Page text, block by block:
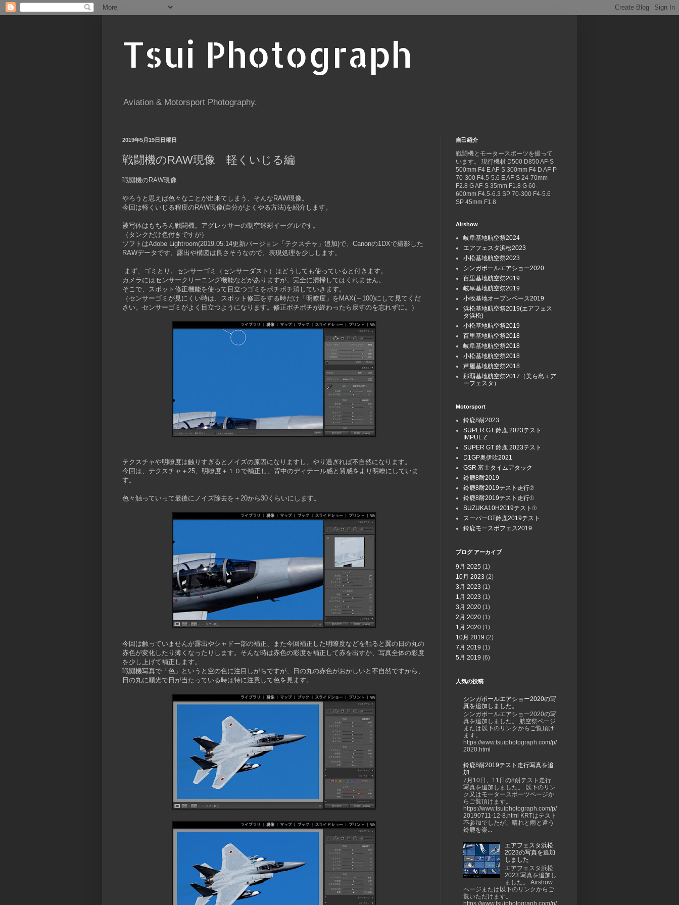
Tsui Photograph
Aviation & Motorsport Photography.
2019年5月19日日曜日
戦闘機のRAW現像 軽くいじる編
戦闘機のRAW現像
やろうと思えば色々なことが出来てしまう、そんなRAW現像。
今回は軽くいじる程度のRAW現像(自分がよくやる方法)を紹介します。
被写体はもちろん戦闘機。アグレッサーの制空迷彩イーグルです。
（タンクだけ色付きですが）
ソフトはAdobe Lightroom(2019.05.14更新バージョン「テクスチャ」追加)で、Canonの1DXで撮影した
RAWデータです。露出や構図は良さそうなので、表現処理を少しします。
まず、ゴミとり。センサーゴミ（センサーダスト）はどうしても使っていると付きます。
カメラにはセンサークリーニング機能などがありますが、完全に清掃してはくれません。
そこで、スポット修正機能を使って目立つゴミをポチポチ消していきます。
（センサーゴミが見にくい時は、スポット修正をする時だけ「明瞭度」をMAX(＋100)にして見てくだ
さい。センサーゴミがよく目立つようになります。修正ポチポチが終わったら戻すのを忘れずに。）
テクスチャや明瞭度は触りすぎるとノイズの原因になりますし、やり過ぎれば不自然になります。
今回は、テクスチャ＋25、明瞭度＋１０で補正し、背中のディテール感と質感をより明瞭にしていま
す。
色々触っていって最後にノイズ除去を＋20から30くらいにします。
今回は触っていませんが露出やシャドー部の補正、また今回補正した明瞭度などを触ると翼の日の丸の
赤色が変化したり薄くなったりします。そんな時は赤色の彩度を補正して赤を出すか、写真全体の彩度
を少し上げて補正します。
戦闘機写真で「色」というと空の色に注目しがちですが、日の丸の赤色がおかしいと不自然ですから、
日の丸に順光で日が当たっている時は特に注意して色を見ます。
自己紹介
戦闘機とモータースポーツを撮って
います。 現行機材 D500 D850 AF-S
500mm F4 E AF-S 300mm F4 D AF-P
70-300 F4.5-5.6 E AF-S 24-70mm
F2.8 G AF-S 35mm F1.8 G 60-
600mm F4.5-6.3 SP 70-300 F4-5.6
SP 45mm F1.8
Airshow
岐阜基地航空祭2024
エアフェスタ浜松2023
小松基地航空祭2023
シンガポールエアショー2020
百里基地航空祭2019
岐阜基地航空祭2019
小牧基地オープンベース2019
浜松基地航空祭2019(エアフェス
タ浜松)
小松基地航空祭2019
百里基地航空祭2018
岐阜基地航空祭2018
小松基地航空祭2018
芦屋基地航空祭2018
那覇基地航空祭2017（美ら島エア
ーフェスタ）
Motorsport
鈴鹿8耐2023
SUPER GT 鈴鹿 2023テスト
IMPUL Z
SUPER GT 鈴鹿 2023テスト
D1GP奥伊吹2021
GSR 富士タイムアタック
鈴鹿8耐2019
鈴鹿8耐2019テスト走行②
鈴鹿8耐2019テスト走行①
SUZUKA10H2019テスト①
スーパーGT鈴鹿2019テスト
鈴鹿モースポフェス2019
ブログ アーカイブ
9月 2025 (1)
10月 2023 (2)
3月 2023 (1)
1月 2023 (1)
3月 2020 (1)
2月 2020 (1)
1月 2020 (1)
10月 2019 (2)
7月 2019 (1)
5月 2019 (6)
人気の投稿
シンガポールエアショー2020の写
真を追加しました。
シンガポールエアショー2020の写
真を追加しました。 航空祭ページ
または以下のリンクからご覧頂け
ます。
https://www.tsuiphotograph.com/p/
2020.html
鈴鹿8耐2019テスト走行写真を追
加
7月10日、11日の8耐テスト走行
写真を追加しました。 以下のリン
ク又はモータースポーツページか
らご覧頂けます。
https://www.tsuiphotograph.com/p/
20190711-12-8.html KRTはテスト
不参加でしたが、晴れと雨と違う
鈴鹿を楽...
エアフェスタ浜松
2023の写真を追加
しました
エアフェスタ浜松
2023 写真を追加し
ました。 Airshow
ページまたは以下のリンクからご
覧いただけます。
https://www.tsuiphotograph.com/p/